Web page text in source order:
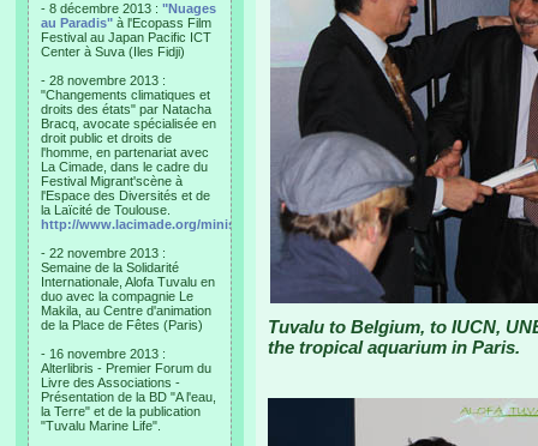
- 8 décembre 2013 : "Nuages
au Paradis" à l'Ecopass Film
Festival au Japan Pacific ICT
Center à Suva (Iles Fidji)
- 28 novembre 2013 :
"Changements climatiques et
droits des états" par Natacha
Bracq, avocate spécialisée en
droit public et droits de
l'homme, en partenariat avec
La Cimade, dans le cadre du
Festival Migrant'scène à
l'Espace des Diversités et de
la Laïcité de Toulouse.
http://www.lacimade.org/minisites/migrantscene
- 22 novembre 2013 :
Semaine de la Solidarité
Internationale, Alofa Tuvalu en
duo avec la compagnie Le
Makila, au Centre d'animation
de la Place de Fêtes (Paris)
- 16 novembre 2013 :
Alterlibris - Premier Forum du
Livre des Associations -
Présentation de la BD "A l'eau,
la Terre" et de la publication
"Tuvalu Marine Life".
Tuvalu to Belgium, to IUCN,
the tropical aquarium in Paris.